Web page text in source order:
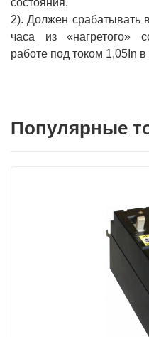
состояния.
2). Должен срабатывать
часа из «нагретого»
работе под током 1,05In
Популярные